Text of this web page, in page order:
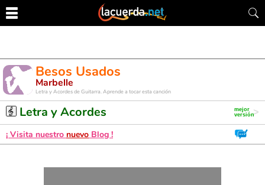
Besos Usados
Marbelle
Letra y Acordes de Guitarra. Aprende a tocar esta canción
Letra y Acordes
¡ Visita nuestro nuevo Blog !